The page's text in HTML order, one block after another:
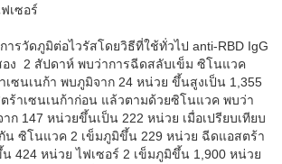
เซอร์
ารวัดภูมิต่อไวรัสโดยวิธีที่ใช้ทั่วไป anti-RBD IgG
อง 2 สัปดาห์ พบว่าการฉีดสลับเข็ม ซิโนแวค
เซนเนก้า พบภูมิจาก 24 หน่วย ขึ้นสูงเป็น 1,355
ร้าเซนเนก้าก่อน แล้วตามด้วยซิโนแวค พบว่า
ก 147 หน่วยขึ้นเป็น 222 หน่วย เมื่อเปรียบเทียบ
น ซิโนแวค 2 เข็มภูมิขึ้น 229 หน่วย ฉีดแอสตร้า
424 หน่วย ไฟเซอร์ 2 เข็มภูมิขึ้น 1,900 หน่วย